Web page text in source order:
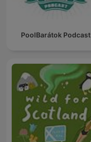
PoolBarátok Podcast